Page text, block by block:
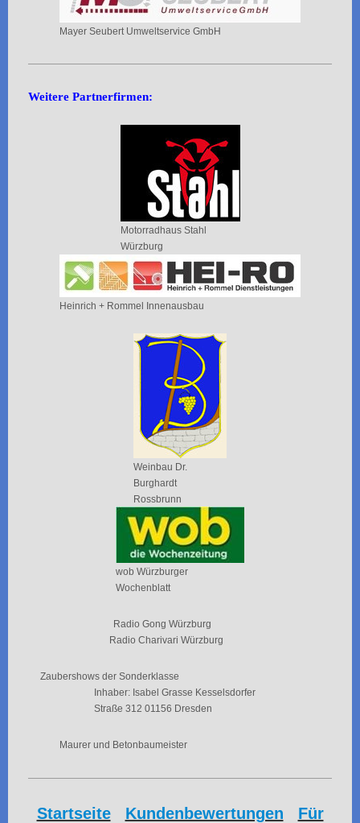
Mayer Seubert Umweltservice GmbH
Weitere Partnerfirmen:
Motorradhaus Stahl
Würzburg
Heinrich + Rommel Innenausbau
Weinbau Dr.
Burghardt
Rossbrunn
wob Würzburger
Wochenblatt
Radio Gong Würzburg
Radio Charivari Würzburg
Zaubershows der Sonderklasse
Inhaber: Isabel Grasse Kesselsdorfer
Straße 312 01156 Dresden
Maurer und Betonbaumeister
Startseite Kundenbewertungen
Für